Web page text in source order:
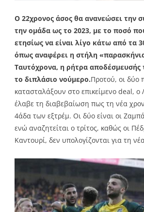
Ο 22χρονος άσος θα ανανεώσει την
την ομάδα ως το 2023, με το ποσό
ετησίως να είναι λίγο κάτω από τα
όπως αναφέρει η στήλη
Ταυτόχρονα, η ρήτρα αποδέσμευσής
το διπλάσιο νούμερο.Προτού, οι δύο
κατασταλάξουν στο επικείμενο deal,
έλαβε τη διαβεβαίωση πως τη νέα
4άδα των εξτρέμ. Οι δύο είναι οι
ενώ αναζητείται ο τρίτος, καθώς οι
Καντουρί, δεν υπολογίζονται για τη